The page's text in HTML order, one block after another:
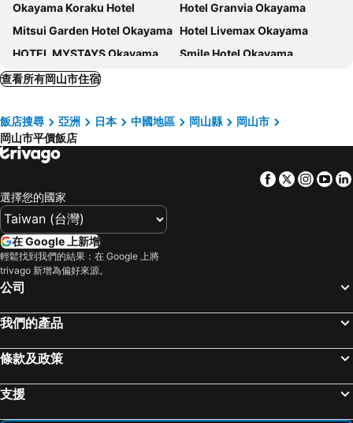
Okayama Koraku Hotel
Hotel Granvia Okayama
Mitsui Garden Hotel Okayama Hotel Livemax Okayama
HOTEL MYSTAYS Okayama
Smile Hotel Okayama
Okayama Washington Hotel Plaza
東橫INN 岡山站西口廣場
APA Hotel Okayama Ekimae
Okayama Ekimae Universal Hotel
Regalo Hotel Okayama
Hotel Areaone Okayama
Dormy Inn Kurashiki Natural Hot Spring
HOTEL LiVEMAX Okayama Kurashiki Ekimae
Okayama View
Centurion Hotel & Spa Kurashiki
Kurashiki Ekimae Universal Hotel
Dormy Inn Okayama Natural Hot Spring
Vessel Hotel Kurashiki
UNO HOTEL
Hotel Grand Cocoe Kurashiki
APA Hotel Kurashiki Ekimae
Okayama International Hotel
Hotel Excel Okayama
查看所有岡山市住宿
飯店搜尋 亞洲 日本 中國地區 岡山縣
岡山市
岡山市平價飯店
Facebook
Twitter
選擇您的國家
在 Google 上新增
輕鬆找到我們的結果：在 Google 上將
trivago 新增為偏好來源。
公司
我們的產品
條款及政策
支援